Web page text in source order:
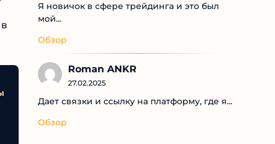
Я новичок в сфере трейдинга и это был
мой...
Обзор
Roman ANKR
27.02.2025
Дает связки и ссылку на платформу, где я...
Обзор